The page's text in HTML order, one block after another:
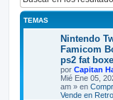
TEMAS
Nintendo
Famicom
ps2 fat
por Capitan
Mié Ene 05,
am » en
Vende en